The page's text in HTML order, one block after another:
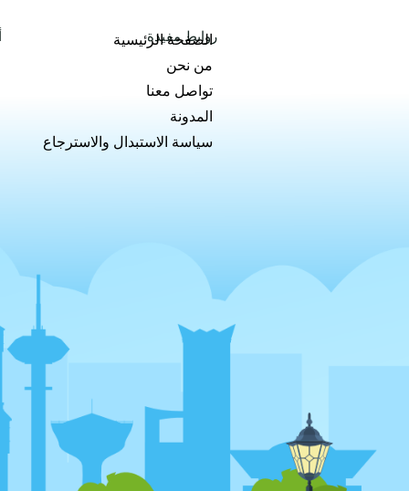
روابط مفيدة
الصفحة الرئيسية
من نحن
تواصل معنا
المدونة
سياسة الاستبدال والاسترجاع